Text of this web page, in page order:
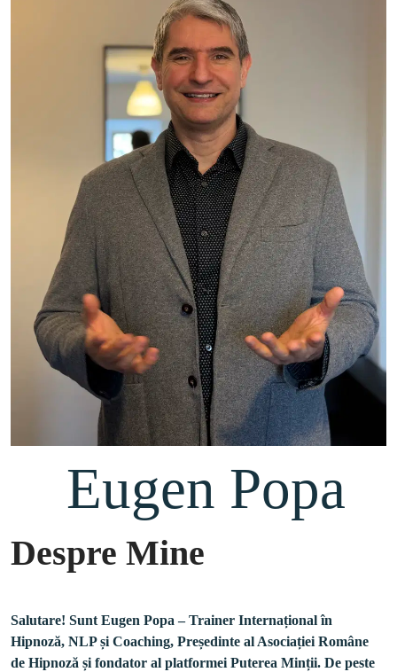
Eugen Popa
Despre Mine
Salutare! Sunt Eugen Popa – Trainer Internațional în
Hipnoză, NLP și Coaching, Președinte al Asociației Române
de Hipnoză și fondator al platformei Puterea Minții. De peste